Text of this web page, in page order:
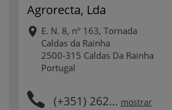
Agrorecta, Lda
E. N. 8, nº 163, Tornada
Caldas da Rainha
2500-315 Caldas Da Rainha
Portugal
(+351) 262... mostrar